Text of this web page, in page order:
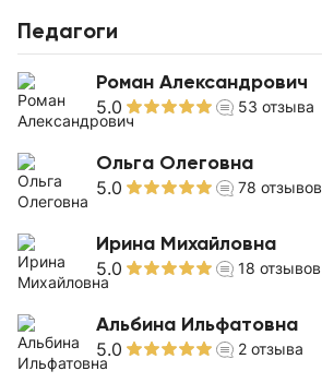
Педагоги
Роман Александрович
5.0 53 отзыва
Ольга Олеговна
5.0 78 отзывов
Ирина Михайловна
5.0 18 отзывов
Альбина Ильфатовна
5.0 2 отзыва